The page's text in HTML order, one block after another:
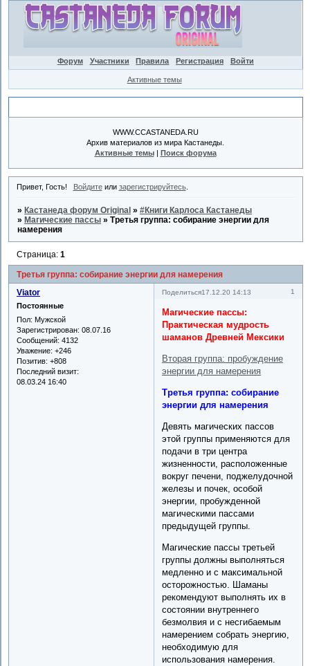
Форум Участники Правила Регистрация Войти
Активные темы
WWW.CCASTANEDA.RU
Архив материалов из мира Кастанеды.
Активные темы| Поиск форума
Привет, Гость! Войдитеили зарегистрируйтесь.
» Кастанеда форум Original »#Книги Карлоса Кастанеды
» Магические пассы »Третья группа: собирание энергии для
намерения
Третья группа: собирание энергии для намерения
Страница:1
Поделиться 1
17.12.20 14:13
Viator
Постоянные
Пол: Мужской
Зарегистрирован: 08.07.16
Сообщений: 4132
Уважение: +246
Позитив: +808
Последний визит:
08.03.24 16:40
Магические пассы:
Практическая мудрость
шаманов Древней Мексики
Вторая группа: пробуждение
энергии для намерения
Третья группа: собирание
энергии для намерения
Девять магических пассов
этой группы применяются для
подачи в три центра
жизненности, расположенные
вокруг печени, поджелудочной
железы и почек, особой
энергии, пробужденной
магическими пассами
предыдущей группы.
Магические пассы третьей
группы должны выполняться
медленно и с максимальной
осторожностью. Шаманы
рекомендуют выполнять их в
состоянии внутреннего
безмолвия и с несгибаемым
намерением собрать энергию,
необходимую для
использования намерения.